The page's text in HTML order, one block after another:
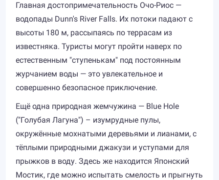
Главная достопримечательность Очо-Риос —
водопады Dunn's River Falls. Их потоки падают с
высоты 180 м, рассыпаясь по террасам из
известняка. Туристы могут пройти наверх по
естественным "ступенькам" под постоянным
журчанием воды — это увлекательное и
совершенно безопасное приключение.
Ещё одна природная жемчужина — Blue Hole
("Голубая Лагуна") – изумрудные пулы,
окружённые мохнатыми деревьями и лианами, с
тёплыми природными джакузи и уступами для
прыжков в воду. Здесь же находится Японский
Мостик, где можно испытать смелость и прыгнуть